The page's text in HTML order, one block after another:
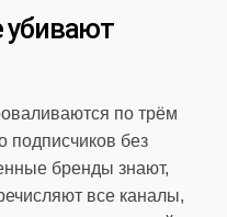
убивают
по трём
подписчиков без
бренды знают,
все каналы,